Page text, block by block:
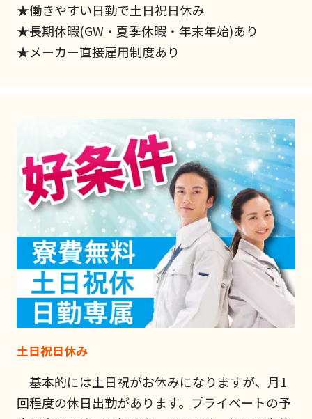
★働きやすい日勤で土日祝日休み
★長期休暇(GW・夏季休暇・年末年始)あり
★メーカー直接雇用制度あり
土日祝日休み
基本的には土日祝がお休みになりますが、月1
回程度の休日出勤があります。プライベートの予